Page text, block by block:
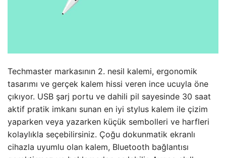
Techmaster markasının 2. nesil kalemi, ergonomik
tasarımı ve gerçek kalem hissi veren ince ucuyla öne
çıkıyor. USB şarj portu ve dahili pil sayesinde 30 saat
aktif pratik imkanı sunan en iyi stylus kalem ile çizim
yaparken veya yazarken küçük sembolleri ve harfleri
kolaylıkla seçebilirsiniz. Çoğu dokunmatik ekranlı
cihazla uyumlu olan kalem, Bluetooth bağlantısı